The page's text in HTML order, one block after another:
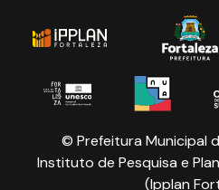
© Prefeitura Municipal
Instituto de Pesquisa e
(Ipplan